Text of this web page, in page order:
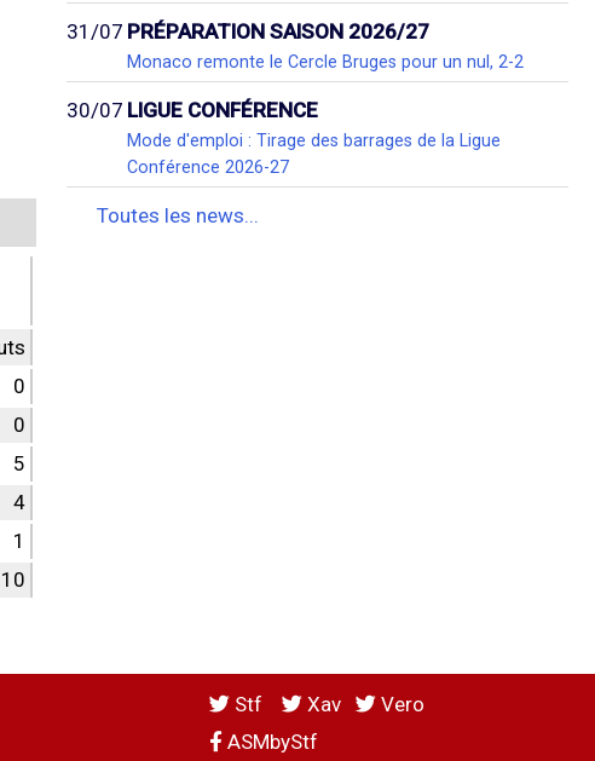
0
0
5
4
1
10
31/07 PRÉPARATION SAISON 2026/27
Monaco remonte le Cercle Bruges pour un nul, 2-2
30/07 LIGUE CONFÉRENCE
Mode d'emploi : Tirage des barrages de la Ligue
Conférence 2026-27
Toutes les news...
Stf Xav
Vero
ASMbyStf